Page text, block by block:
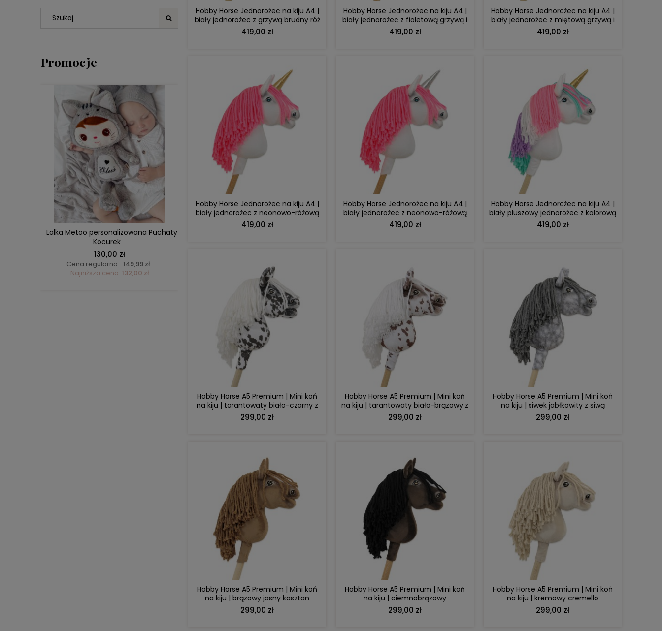
Promocje
Lalka Metoo personalizowana Puchaty
Kocurek
130,00 zł
Cena regularna: 149,99 zł
Najniższa cena: 132,00 zł
DO KOSZYKA
Najniższa cena:329,00 zł
Najniższa cena:
Najniższa cena:120,00 zł
Hobby Horse Jednorożec na kiju A4 |
biały jednorożec z grzywą brudny róż
i złotym rogiem
419,00 zł
Hobby Horse Jednorożec na kiju A4 |
biały jednorożec z fioletową grzywą i
srebrnym rogiem
419,00 zł
Hobby Horse Jednorożec na kiju A4 |
biały jednorożec z miętową grzywą i
srebrnym rogiem
419,00 zł
Hobby Horse Jednorożec na kiju A4 |
biały jednorożec z neonowo-różową
grzywą i złotym rogiem
419,00 zł
DO KOSZYKA
Hobby Horse Jednorożec na kiju A4 |
biały jednorożec z neonowo-różową
grzywą i srebrnym rogiem
419,00 zł
DO KOSZYKA
Hobby Horse Jednorożec na kiju A4 |
biały pluszowy jednorożec z kolorową
grzywą i złotym rogiem
419,00 zł
Hobby Horse A5 Premium | Mini koń
na kiju | tarantowaty biało-czarny z
białą grzywą
299,00 zł
DO KOSZYKA
Hobby Horse A5 Premium | Mini koń
na kiju | tarantowaty biało-brązowy z
białą grzywą
299,00 zł
DO KOSZYKA
Hobby Horse A5 Premium | Mini koń
na kiju | siwek jabłkowity z siwą
grzywą
299,00 zł
DO KOSZYKA
Hobby Horse A5 Premium | Mini koń
na kiju | brązowy jasny kasztan
299,00 zł
DO KOSZYKA
Hobby Horse A5 Premium | Mini koń
na kiju | ciemnobrązowy
ciemogniady
299,00 zł
DO KOSZYKA
Hobby Horse A5 Premium | Mini koń
na kiju | kremowy cremello
299,00 zł
DO KOSZYKA